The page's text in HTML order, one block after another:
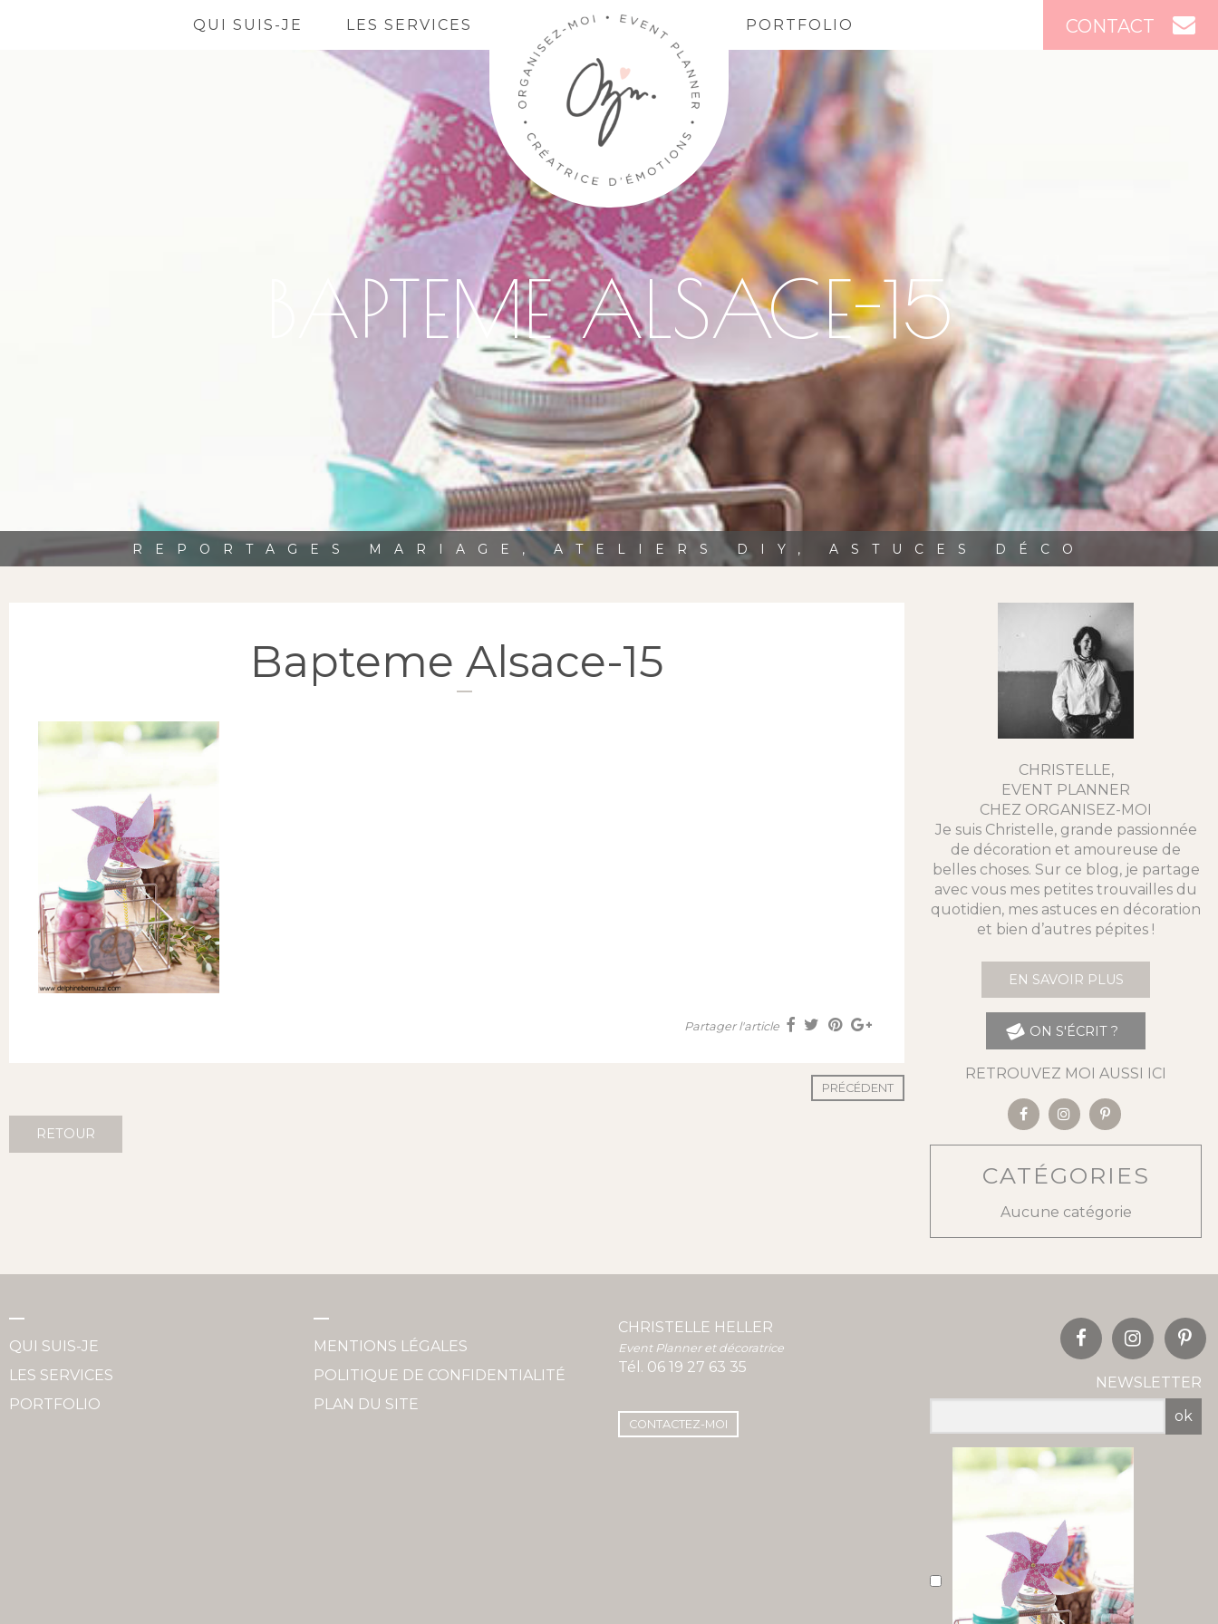
CONTACT
QUI SUIS-JE LES SERVICES PORTFOLIO
BAPTEME ALSACE-15
REPORTAGES MARIAGE, ATELIERS DIY, ASTUCES DÉCO
Bapteme Alsace-15
Partager l'article
PRÉCÉDENT
RETOUR
CHRISTELLE,
EVENT PLANNER
CHEZ ORGANISEZ-MOI
Je suis Christelle, grande passionnée
de décoration et amoureuse de
belles choses. Sur ce blog, je partage
avec vous mes petites trouvailles du
quotidien, mes astuces en décoration
et bien d’autres pépites !
EN SAVOIR PLUS
ON S'ÉCRIT ?
RETROUVEZ MOI AUSSI ICI
CATÉGORIES
Aucune catégorie
QUI SUIS-JE
LES SERVICES
PORTFOLIO
MENTIONS LÉGALES
POLITIQUE DE CONFIDENTIALITÉ
PLAN DU SITE
CHRISTELLE HELLER
Event Planner et décoratrice
Tél. 06 19 27 63 35
CONTACTEZ-MOI
NEWSLETTER
ok